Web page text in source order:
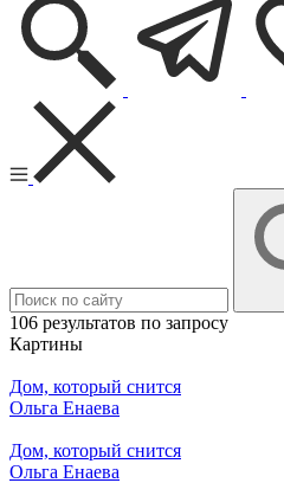
106 результатов по запросу
Картины
Дом, который снится
Ольга Енаева
Дом, который снится
Ольга Енаева